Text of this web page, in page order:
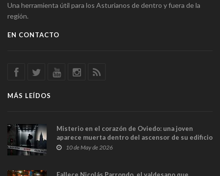
Una herramienta útil para los Asturianos de dentro y fuera de la
región.
EN CONTACTO
MÁS LEÍDOS
Misterio en el corazón de Oviedo: una joven
aparece muerta dentro del ascensor de su edificio
y las cámaras captan sus últimos minutos
10 de May de 2026
Fallece Nicolás Parrondo, el valdesano que